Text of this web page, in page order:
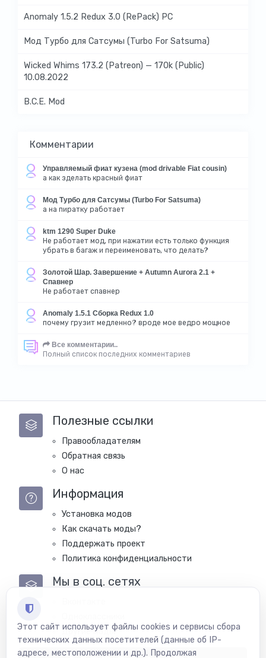
Anomaly 1.5.2 Redux 3.0 (RePack) PC
Мод Турбо для Сатсумы (Turbo For Satsuma)
Wicked Whims 173.2 (Patreon) — 170k (Public)
10.08.2022
B.C.E. Mod
Комментарии
Управляемый фиат кузена (mod drivable Fiat cousin)
а как зделать красный фиат
Мод Турбо для Сатсумы (Turbo For Satsuma)
а на пиратку работает
ktm 1290 Super Duke
Не работает мод, при нажатии есть только функция
убрать в багаж и переименовать, что делать?
Золотой Шар. Завершение + Autumn Aurora 2.1 +
Спавнер
Не работает спавнер
Anomaly 1.5.1 Сборка Redux 1.0
почему грузит медленно? вроде мое ведро мощное
Все комментарии..
Полный список последних комментариев
Полезные ссылки
Правообладателям
Обратная связь
О нас
Информация
Установка модов
Как скачать моды?
Поддержать проект
Политика конфиденциальности
Мы в соц. сетях
Другие моды
Этот сайт использует файлы cookies и сервисы сбора
технических данных посетителей (данные об IP-
адресе, местоположении и др.). Продолжая